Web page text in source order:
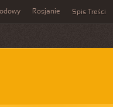
Rosjanie Spis Treści